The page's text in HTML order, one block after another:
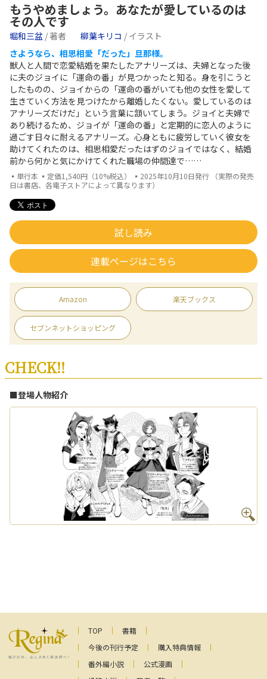
もうやめましょう。あなたが愛しているのは
その人です
堀和三盆 / 著者 柳葉キリコ / イラスト
さようなら、相思相愛「だった」旦那様。
獣人と人間で恋愛結婚を果たしたアナリーズは、夫婦となった後
に夫のジョイに「運命の番」が見つかったと知る。身を引こうと
したものの、ジョイからの「運命の番がいても他の女性を愛して
生きていく方法を見つけたから離婚したくない。愛しているのは
アナリーズだけだ」という言葉に頷いてしまう。ジョイと夫婦で
あり続けるため、ジョイが「運命の番」と定期的に恋人のように
過ごす日々に耐えるアナリーズ。心身ともに疲労していく彼女を
助けてくれたのは、相思相愛だったはずのジョイではなく、結婚
前から何かと気にかけてくれた職場の仲間達で……
▪単行本 ▪定価1,540円（10%税込） ▪2025年10月10日発行 （実際の発売
日は書店、各電子ストアによって異なります）
試し読み
連載ページはこちら
Amazon 楽天ブックス
セブンネットショッピング
CHECK!!
■登場人物紹介
TOP
書籍
今後の刊行予定
購入特典情報
番外編小説
公式漫画